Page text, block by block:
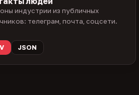
индустрии из публичных
телеграм, почта, соцсети.
JSON